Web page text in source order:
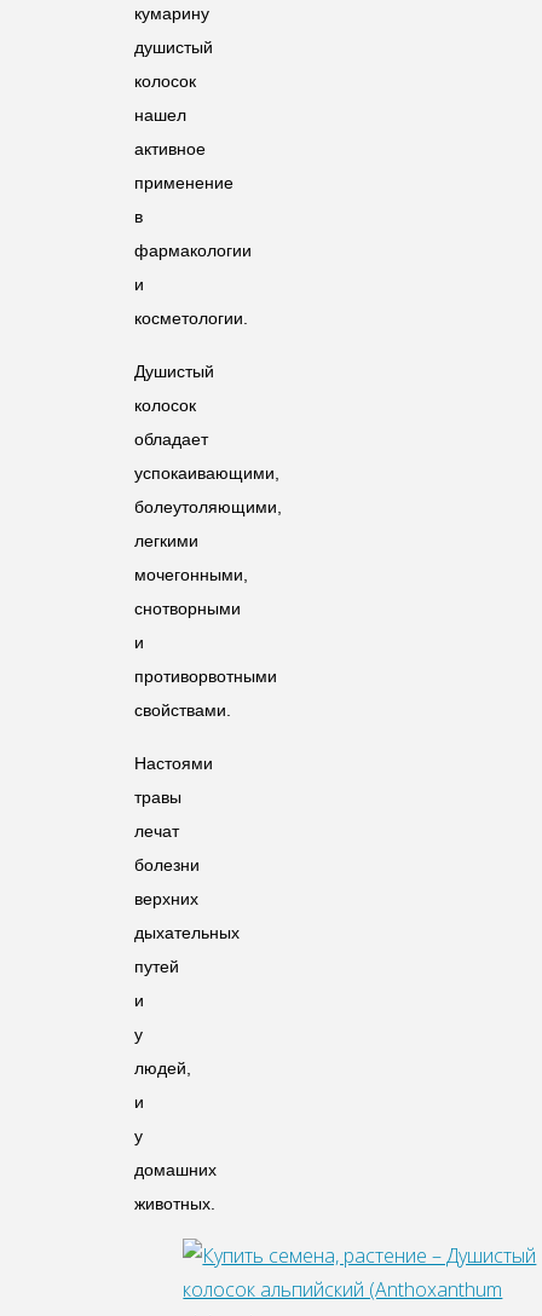
кумарину
душистый
колосок
нашел
активное
применение
в
фармакологии
и
косметологии.
Душистый
колосок
обладает
успокаивающими,
болеутоляющими,
легкими
мочегонными,
снотворными
и
противорвотными
свойствами.
Настоями
травы
лечат
болезни
верхних
дыхательных
путей
и
у
людей,
и
у
домашних
животных.